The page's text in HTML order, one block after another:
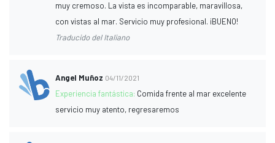
muy cremoso. La vista es incomparable, maravillosa,
con vistas al mar. Servicio muy profesional. ¡BUENO!
Traducido del Italiano
Angel Muñoz 04/11/2021
Experiencia fantástica: Comida frente al mar excelente
servicio muy atento, regresaremos